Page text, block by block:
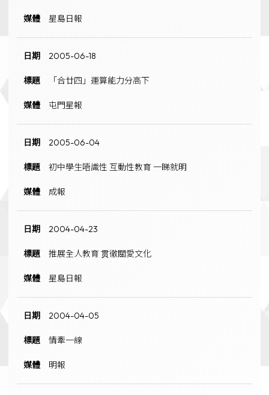
星島日報
2005-06-18
「合廿四」運算能力分高下
屯門星報
2005-06-04
初中學生唔識性 互動性教育 一睇就明
成報
2004-04-23
推展全人教育 贯徹關愛文化
星島日報
2004-04-05
情牽一線
明報